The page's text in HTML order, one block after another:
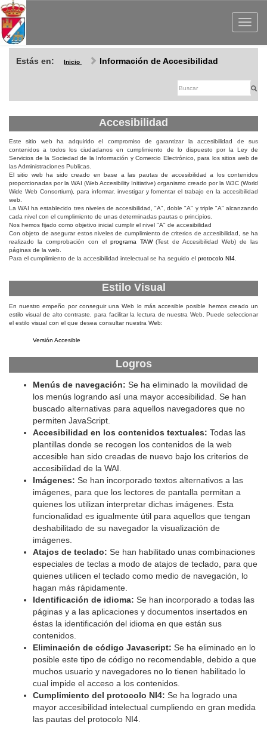
Toggle
Estás en: Inicio Información de Accesibilidad
Accesibilidad
Este sitio web ha adquirido el compromiso de garantizar la accesibilidad de sus
contenidos a todos los ciudadanos en cumplimiento de lo dispuesto por la Ley de
Servicios de la Sociedad de la Información y Comercio Electrónico, para los sitios web de
las Administraciones Publicas.
El sitio web ha sido creado en base a las pautas de accesibilidad a los contenidos
proporcionadas por la WAI (Web Accesibility Initiative) organismo creado por la W3C (World
Wide Web Consortium), para informar, investigar y fomentar el trabajo en la accesibilidad
web.
La WAI ha establecido tres niveles de accesibilidad, "A", doble "A" y triple "A" alcanzando
cada nivel con el cumplimiento de unas determinadas pautas o principios.
Nos hemos fijado como objetivo inicial cumplir el nivel "A" de accesibilidad
Con objeto de asegurar estos niveles de cumplimiento de criterios de accesibilidad, se ha
realizado la comprobación con el programa TAW(Test de Accesibilidad Web) de las
páginas de la web.
Para el cumplimiento de la accesibilidad intelectual se ha seguido el protocolo NI4
Estilo Visual
En nuestro empeño por conseguir una Web lo más accesible posible hemos creado un
estilo visual de alto contraste, para facilitar la lectura de nuestra Web. Puede seleccionar
el estilo visual con el que desea consultar nuestra Web:
Versión Accesible
Logros
Menús de navegación: Se ha eliminado la movilidad de
los menús logrando así una mayor accesibilidad. Se han
buscado alternativas para aquellos navegadores que no
permiten JavaScript.
Accesibilidad en los contenidos textuales: Todas las
plantillas donde se recogen los contenidos de la web
accesible han sido creadas de nuevo bajo los criterios de
accesibilidad de la WAI.
Imágenes: Se han incorporado textos alternativos a las
imágenes, para que los lectores de pantalla permitan a
quienes los utilizan interpretar dichas imágenes. Esta
funcionalidad es igualmente útil para aquellos que tengan
deshabilitado de su navegador la visualización de
imágenes.
Atajos de teclado: Se han habilitado unas combinaciones
especiales de teclas a modo de atajos de teclado, para que
quienes utilicen el teclado como medio de navegación, lo
hagan más rápidamente.
Identificación de idioma: Se han incorporado a todas las
páginas y a las aplicaciones y documentos insertados en
éstas la identificación del idioma en que están sus
contenidos.
Eliminación de código Javascript: Se ha eliminado en lo
posible este tipo de código no recomendable, debido a que
muchos usuario y navegadores no lo tienen habilitado lo
cual impide el acceso a los contenidos.
Cumplimiento del protocolo NI4: Se ha logrado una
mayor accesibilidad intelectual cumpliendo en gran medida
las pautas del protocolo NI4.